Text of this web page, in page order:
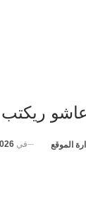
الموقع في